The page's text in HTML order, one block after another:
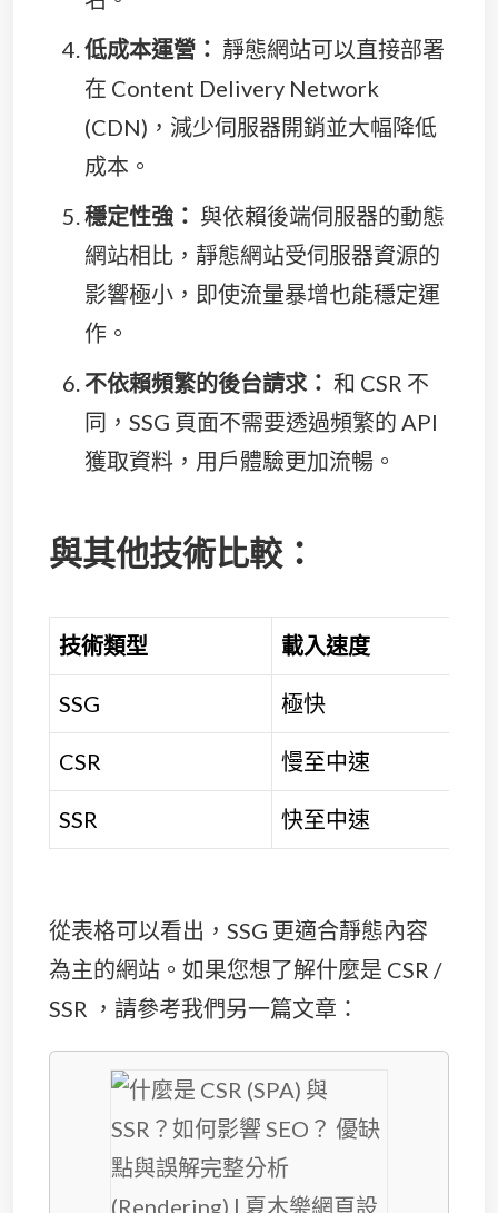
低成本運營： 靜態網站可以直接部署
在 Content Delivery Network
(CDN)，減少伺服器開銷並大幅降低
成本。
穩定性強： 與依賴後端伺服器的動態
網站相比，靜態網站受伺服器資源的
影響極小，即使流量暴增也能穩定運
作。
不依賴頻繁的後台請求： 和 CSR 不
同，SSG 頁面不需要透過頻繁的 API
獲取資料，用戶體驗更加流暢。
與其他技術比較：
技術類型 載入速度
SSG 極快
CSR 慢至中速
SSR 快至中速
從表格可以看出，SSG 更適合靜態內容
為主的網站。如果您想了解什麼是 CSR /
SSR ，請參考我們另一篇文章：